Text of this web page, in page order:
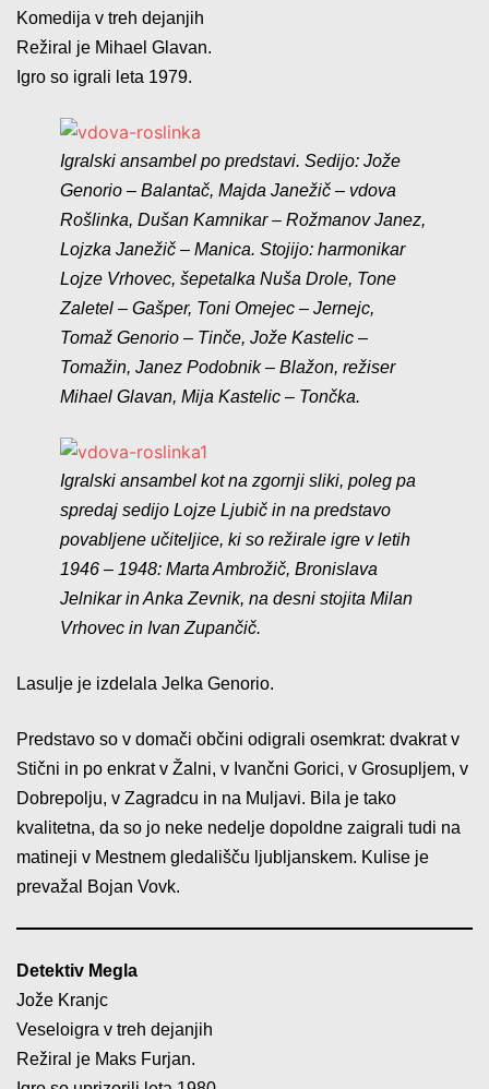
Komedija v treh dejanjih
Režiral je Mihael Glavan.
Igro so igrali leta 1979.
Igralski ansambel po predstavi. Sedijo: Jože
Genorio – Balantač, Majda Janežič – vdova
Rošlinka, Dušan Kamnikar – Rožmanov Janez,
Lojzka Janežič – Manica. Stojijo: harmonikar
Lojze Vrhovec, šepetalka Nuša Drole, Tone
Zaletel – Gašper, Toni Omejec – Jernejc,
Tomaž Genorio – Tinče, Jože Kastelic –
Tomažin, Janez Podobnik – Blažon, režiser
Mihael Glavan, Mija Kastelic – Tončka.
Igralski ansambel kot na zgornji sliki, poleg pa
spredaj sedijo Lojze Ljubič in na predstavo
povabljene učiteljice, ki so režirale igre v letih
1946 – 1948: Marta Ambrožič, Bronislava
Jelnikar in Anka Zevnik, na desni stojita Milan
Vrhovec in Ivan Zupančič.
Lasulje je izdelala Jelka Genorio.
Predstavo so v domači občini odigrali osemkrat: dvakrat v
Stični in po enkrat v Žalni, v Ivančni Gorici, v Grosupljem, v
Dobrepolju, v Zagradcu in na Muljavi. Bila je tako
kvalitetna, da so jo neke nedelje dopoldne zaigrali tudi na
matineji v Mestnem gledališču ljubljanskem. Kulise je
prevažal Bojan Vovk.
Detektiv Megla
Jože Kranjc
Veseloigra v treh dejanjih
Režiral je Maks Furjan.